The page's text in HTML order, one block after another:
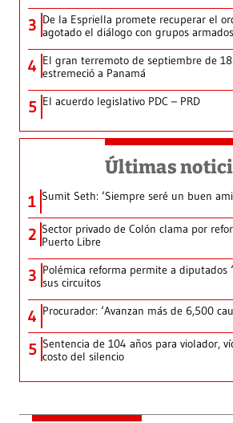
3 De la Espriella promete recuperar el
agotado el diálogo con grupos
4 El gran terremoto de septiembre de
estremeció a Panamá
5 El acuerdo legislativo PDC – PRD
Últimas
1 Sumit Seth: ‘Siempre seré un buen
2 Sector privado de Colón clama por
Puerto Libre
3 Polémica reforma permite a diputados
sus circuitos
4 Procurador: ‘Avanzan más de 6,500
5 Sentencia de 104 años para violador,
costo del silencio